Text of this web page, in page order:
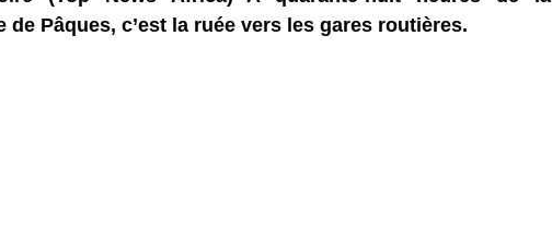
de Pâques, c’est la ruée vers les gares routières.